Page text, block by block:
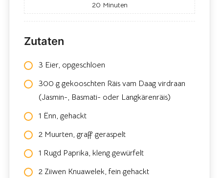
20 Minuten
Zutaten
3 Eier, opgeschloen
300 g gekooschten Räis vam Daag virdraan
(Jasmin-, Basmati- oder Langkärenräis)
1 Ënn, gehackt
2 Muurten, graff geraspelt
1 Rugd Paprika, kleng gewürfelt
2 Ziiwen Knuawelek, fein gehackt